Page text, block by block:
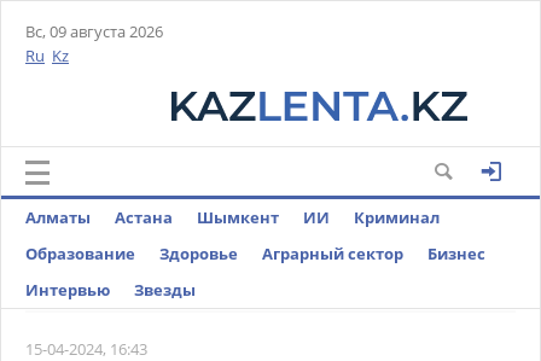
Вс, 09 августа 2026
Ru Kz
Алматы Астана Шымкент ИИ
Криминал
Образование
Здоровье Аграрный сектор
Бизнес
Интервью
Звезды
15-04-2024, 16:43